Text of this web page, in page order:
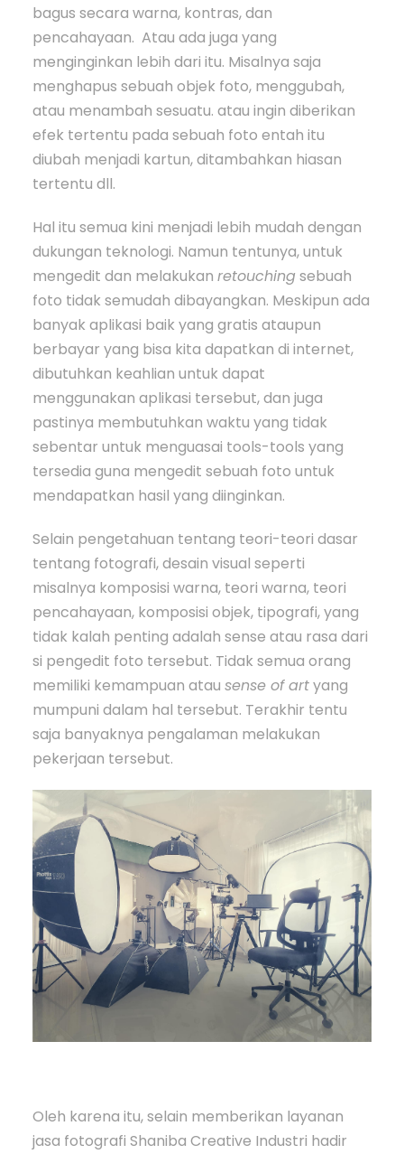
bagus secara warna, kontras, dan
pencahayaan. Atau ada juga yang
menginginkan lebih dari itu. Misalnya saja
menghapus sebuah objek foto, menggubah,
atau menambah sesuatu. atau ingin diberikan
efek tertentu pada sebuah foto entah itu
diubah menjadi kartun, ditambahkan hiasan
tertentu dll.
Hal itu semua kini menjadi lebih mudah dengan
dukungan teknologi. Namun tentunya, untuk
mengedit dan melakukanretouching sebuah
foto tidak semudah dibayangkan. Meskipun ada
banyak aplikasi baik yang gratis ataupun
berbayar yang bisa kita dapatkan di internet,
dibutuhkan keahlian untuk dapat
menggunakan aplikasi tersebut, dan juga
pastinya membutuhkan waktu yang tidak
sebentar untuk menguasai tools-tools yang
tersedia guna mengedit sebuah foto untuk
mendapatkan hasil yang diinginkan.
Selain pengetahuan tentang teori-teori dasar
tentang fotografi, desain visual seperti
misalnya komposisi warna, teori warna, teori
pencahayaan, komposisi objek, tipografi, yang
tidak kalah penting adalah sense atau rasa dari
si pengedit foto tersebut. Tidak semua orang
memiliki kemampuan atausense of artyang
mumpuni dalam hal tersebut. Terakhir tentu
saja banyaknya pengalaman melakukan
pekerjaan tersebut.
Oleh karena itu, selain memberikan layanan
jasa fotografi Shaniba Creative Industri hadir